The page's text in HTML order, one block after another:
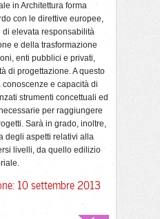
in Architettura forma
con le direttive europee,
elevata responsabilità
e della trasformazione
enti pubblici e privati,
di progettazione. A questo
e capacità di
strumenti concettuali ed
per raggiungere
Sarà in grado, inoltre,
degli aspetti relativi alla
livelli, da quello edilizio
10 settembre 2013